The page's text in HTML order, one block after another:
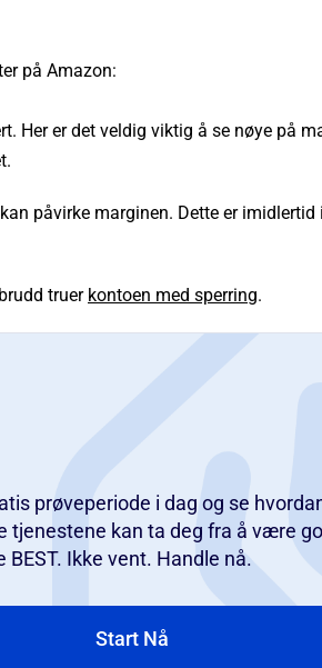
på Amazon:
Her er det veldig viktig å se nøye på
påvirke marginen. Dette er imidlertid
truer kontoen med sperring.
prøveperiode i dag og se
tjenestene kan ta deg fra å være
BEST. Ikke vent. Handle nå.
Start Nå